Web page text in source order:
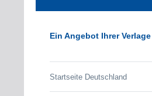
Ein Angebot Ihrer
Startseite Deutschland